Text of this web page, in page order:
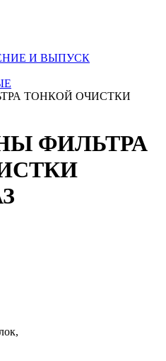
И ВЫПУСК
ТОНКОЙ ОЧИСТКИ
ФИЛЬТРА